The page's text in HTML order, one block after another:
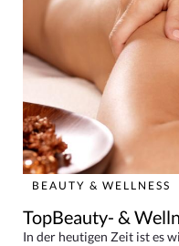
BEAUTY & WELLNESS
TopBeauty- &
In der heutigen Zeit ist es